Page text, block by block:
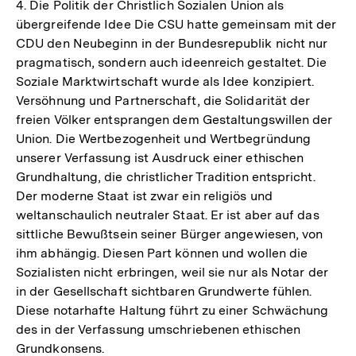
der
4. Die Politik der Christlich Sozialen Union als
übergreifende Idee Die CSU hatte gemeinsam mit der
CDU den Neubeginn in der Bundesrepublik nicht nur
pragmatisch, sondern auch ideenreich gestaltet. Die
Soziale Marktwirtschaft wurde als Idee konzipiert.
Versöhnung und Partnerschaft, die Solidarität der
freien Völker entsprangen dem Gestaltungswillen der
Union. Die Wertbezogenheit und Wertbegründung
unserer Verfassung ist Ausdruck einer ethischen
Grundhaltung, die christlicher Tradition entspricht.
Der moderne Staat ist zwar ein religiös und
weltanschaulich neutraler Staat. Er ist aber auf das
sittliche Bewußtsein seiner Bürger angewiesen, von
ihm abhängig. Diesen Part können und wollen die
Sozialisten nicht erbringen, weil sie nur als Notar der
in der Gesellschaft sichtbaren Grundwerte fühlen.
Diese notarhafte Haltung führt zu einer Schwächung
des in der Verfassung umschriebenen ethischen
Grundkonsens.